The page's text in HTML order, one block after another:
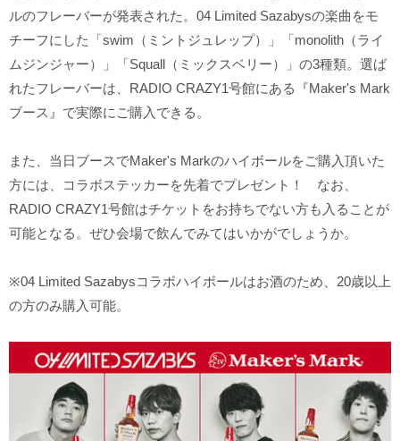
ルのフレーバーが発表された。04 Limited Sazabysの楽曲をモ
チーフにした「swim（ミントジュレップ）」「monolith（ライ
ムジンジャー）」「Squall（ミックスベリー）」の3種類。選ば
れたフレーバーは、RADIO CRAZY1号館にある『Maker's Mark
ブース』で実際にご購入できる。
また、当日ブースでMaker's Markのハイボールをご購入頂いた
方には、コラボステッカーを先着でプレゼント！ なお、
RADIO CRAZY1号館はチケットをお持ちでない方も入ることが
可能となる。ぜひ会場で飲んでみてはいかがでしょうか。
※04 Limited Sazabysコラボハイボールはお酒のため、20歳以上
の方のみ購入可能。